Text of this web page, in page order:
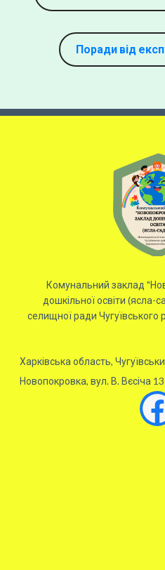
Поради від
Комунальний заклад
дошкільної освіти (ясла-
селищної ради Чугуївського
Харківська область,
Новопокровка, вул. В. Вєсіча 13